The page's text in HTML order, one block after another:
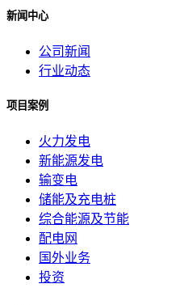
新闻中心
公司新闻
行业动态
项目案例
火力发电
新能源发电
输变电
储能及充电桩
综合能源及节能
配电网
国外业务
投资